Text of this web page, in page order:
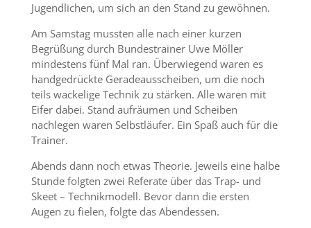
Jugendlichen, um sich an den Stand zu gewöhnen.
Am Samstag mussten alle nach einer kurzen
Begrüßung durch Bundestrainer Uwe Möller
mindestens fünf Mal ran. Überwiegend waren es
handgedrückte Geradeausscheiben, um die noch
teils wackelige Technik zu stärken. Alle waren mit
Eifer dabei. Stand aufräumen und Scheiben
nachlegen waren Selbstläufer. Ein Spaß auch für die
Trainer.
Abends dann noch etwas Theorie. Jeweils eine halbe
Stunde folgten zwei Referate über das Trap- und
Skeet – Technikmodell. Bevor dann die ersten
Augen zu fielen, folgte das Abendessen.